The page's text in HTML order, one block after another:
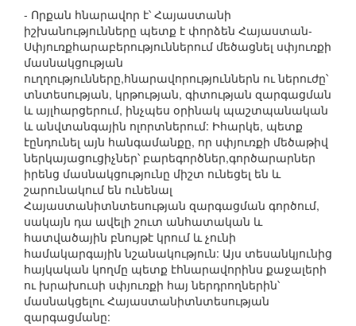
- Որքան հնարավոր է՝ Հայաստանի
իշխանությունները պետք է փորձեն Հայաստան-
Սփյուռքհարաբերություններում մեծացնել սփյուռքի
մասնակցության
ուղղությունները,հնարավորություններն ու ներուժը՝
տնտեսության, կրթության, գիտության զարգացման
և այլհարցերում, ինչպես օրինակ պաշտպանական
և անվտանգային ոլորտներում: Իհարկե, պետք
էընդունել այն հանգամանքը, որ սփյուռքի մեծաթիվ
ներկայացուցիչներ՝ բարեգործներ,գործարարներ
իրենց մասնակցությունը միշտ ունեցել են և
շարունակում են ունենալ
Հայաստանիտնտեսության զարգացման գործում,
սակայն դա ավելի շուտ անհատական և
հատվածային բնույթէ կրում և չունի
համակարգային նշանակություն: Այս տեսանկյունից
հայկական կողմը պետք էհնարավորինս քաջալերի
ու խրախուսի սփյուռքի հայ ներդրողներին՝
մասնակցելու Հայաստանիտնտեսության
զարգացմանը: